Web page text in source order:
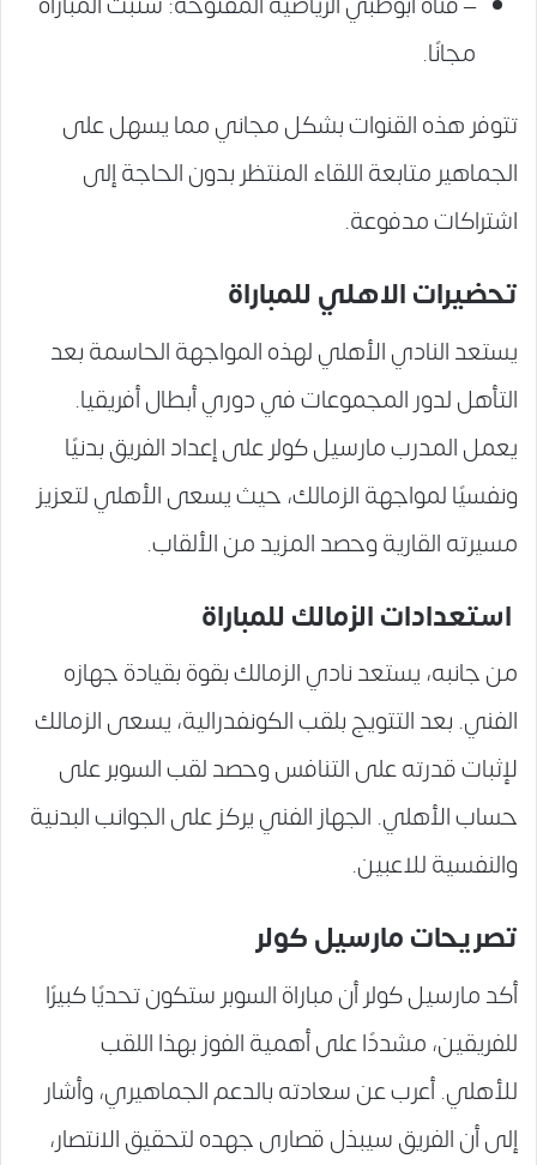
مجانًا.
تتوفر هذه القنوات بشكل مجاني مما يسهل على
الجماهير متابعة اللقاء المنتظر بدون الحاجة إلى
اشتراكات مدفوعة.
تحضيرات الاهلي للمباراة
يستعد النادي الأهلي لهذه المواجهة الحاسمة بعد
التأهل لدور المجموعات في دوري أبطال أفريقيا.
يعمل المدرب مارسيل كولر على إعداد الفريق بدنيًا
ونفسيًا لمواجهة الزمالك، حيث يسعى الأهلي لتعزيز
مسيرته القارية وحصد المزيد من الألقاب.
استعدادات الزمالك للمباراة
من جانبه، يستعد نادي الزمالك بقوة بقيادة جهازه
الفني. بعد التتويج بلقب الكونفدرالية، يسعى الزمالك
لإثبات قدرته على التنافس وحصد لقب السوبر على
حساب الأهلي. الجهاز الفني يركز على الجوانب البدنية
والنفسية للاعبين.
تصريحات مارسيل كولر
أكد مارسيل كولر أن مباراة السوبر ستكون تحديًا كبيرًا
للفريقين، مشددًا على أهمية الفوز بهذا اللقب
للأهلي. أعرب عن سعادته بالدعم الجماهيري، وأشار
إلى أن الفريق سيبذل قصارى جهده لتحقيق الانتصار،